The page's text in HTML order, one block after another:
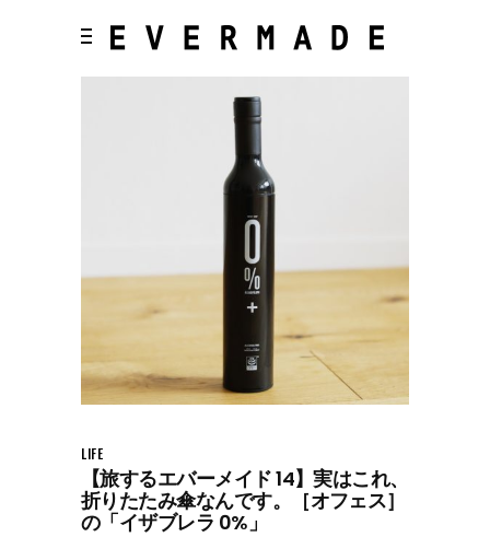
LIFE
【旅するエバーメイド 14】実はこれ、
折りたたみ傘なんです。［オフェス］
の「イザブレラ 0%」